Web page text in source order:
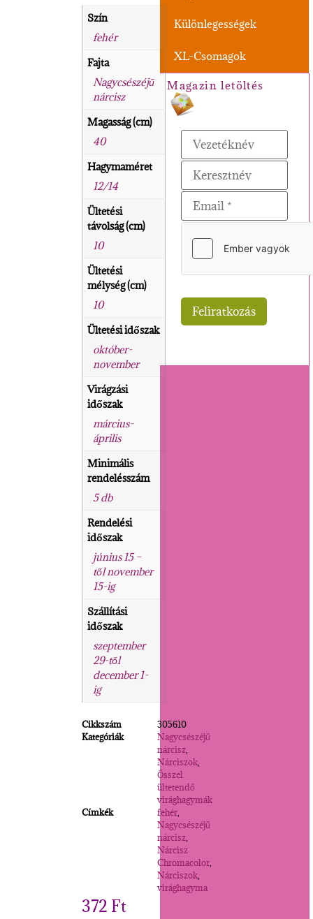
Különlegességek
XL-Csomagok
Magazin letöltés
Szín
fehér
Fajta
Nagycsészéjű
nárcisz
Magasság (cm)
40
Hagymaméret
12/14
Ültetési
távolság (cm)
10
Ültetési
mélység (cm)
10
Ültetési időszak
október-
november
Virágzási
időszak
március-
április
Minimális
rendelésszám
5 db
Rendelési
időszak
június 15 –
től november
15-ig
Szállítási
időszak
szeptember
29-től
december 1-
ig
Cikkszám
305610
Kategóriák
Nagycsészéjű
nárcisz,
Nárciszok,
Ősszel
ültetendő
virághagymák
Címkék
fehér,
Nagycsészéjű
nárcisz,
Nárcisz
Chromacolor,
Nárciszok,
virághagyma
372 Ft